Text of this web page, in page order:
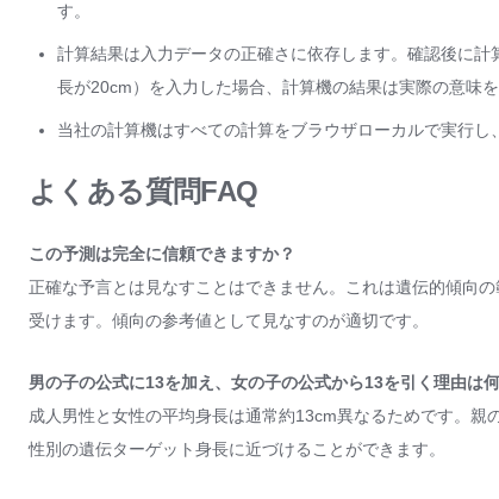
す。
計算結果は入力データの正確さに依存します。確認後に
長が20cm）を入力した場合、計算機の結果は実際の意味を
当社の計算機はすべての計算をブラウザローカルで実行し
よくある質問FAQ
この予測は完全に信頼できますか？
正確な予言とは見なすことはできません。これは遺伝的傾向
受けます。傾向の参考値として見なすのが適切です。
男の子の公式に13を加え、女の子の公式から13を引く理由は
成人男性と女性の平均身長は通常約13cm異なるためです。
性別の遺伝ターゲット身長に近づけることができます。